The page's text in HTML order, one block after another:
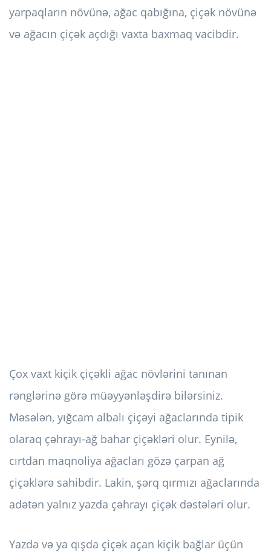
yarpaqların növünə, ağac qabığına, çiçək növünə
və ağacın çiçək açdığı vaxta baxmaq vacibdir.
Çox vaxt kiçik çiçəkli ağac növlərini tanınan
rənglərinə görə müəyyənləşdirə bilərsiniz.
Məsələn, yığcam albalı çiçəyi ağaclarında tipik
olaraq çəhrayı-ağ bahar çiçəkləri olur. Eynilə,
cırtdan maqnoliya ağacları gözə çarpan ağ
çiçəklərə sahibdir. Lakin, şərq qırmızı ağaclarında
adətən yalnız yazda çəhrayı çiçək dəstələri olur.
Yazda və ya qışda çiçək açan kiçik bağlar üçün